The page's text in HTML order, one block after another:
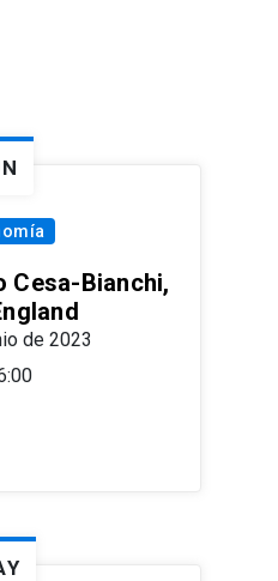
Cesa-Bianchi,
de 2023